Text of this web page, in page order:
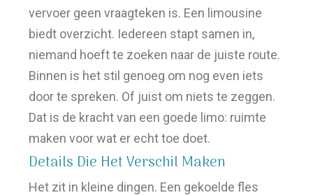
vervoer geen vraagteken is. Een limousine
biedt overzicht. Iedereen stapt samen in,
niemand hoeft te zoeken naar de juiste route.
Binnen is het stil genoeg om nog even iets
door te spreken. Of juist om niets te zeggen.
Dat is de kracht van een goede limo: ruimte
maken voor wat er echt toe doet.
Details Die Het Verschil Maken
Het zit in kleine dingen. Een gekoelde fles